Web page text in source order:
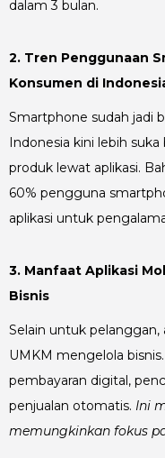
dalam 3 bulan.
2. Tren Penggunaan
Konsumen di
Smartphone sudah jadi
Indonesia kini lebih
produk lewat aplikasi.
60% pengguna
aplikasi untuk
3. Manfaat Aplikasi
Bisnis
Selain untuk
UMKM mengelola
pembayaran digital,
penjualan otomatis. Ini
memungkinkan fokus